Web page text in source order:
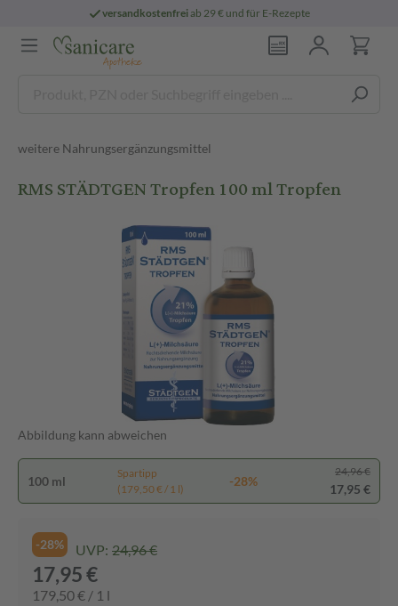
versandkostenfreiab 29 € und für E-Rezepte
weitere Nahrungsergänzungsmittel
RMS STÄDTGEN Tropfen 100 ml Tropfen
Abbildung kann abweichen
100 ml
Spartipp
(179,50 € / 1 l)
-28%
24,96 €
17,95 €
-28% UVP: 24,96 €
17,95 €
179,50 € / 1 l